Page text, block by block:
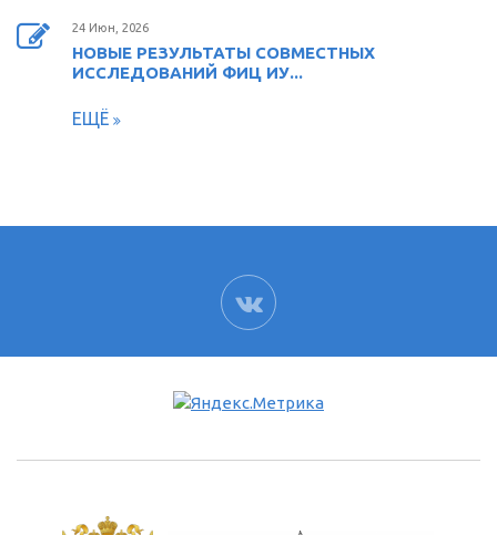
24 Июн, 2026
НОВЫЕ РЕЗУЛЬТАТЫ СОВМЕСТНЫХ
ИССЛЕДОВАНИЙ ФИЦ ИУ...
ЕЩЁ
ВК